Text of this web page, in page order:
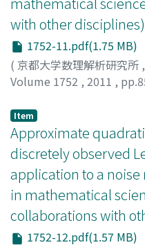
with other disciplines)
1752-11.pdf(1.75 MB)
( 京都大学数理解析研究所 ,
Volume 1752 , 2011 ,
Item
Approximate
discretely observed
application to a
in mathematical
collaborations with
1752-12.pdf(1.57 MB)